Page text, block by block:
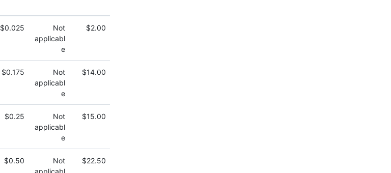
$0.025
Not
applicabl
e
$2.00
$0.175
Not
applicabl
e
$14.00
$0.25
Not
applicabl
e
$15.00
$0.50
Not
$22.50